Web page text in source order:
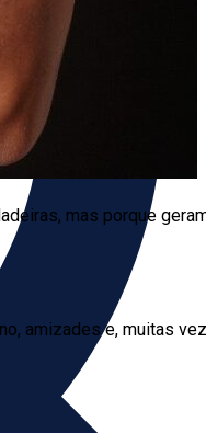
mas porque
amizades e, muitas